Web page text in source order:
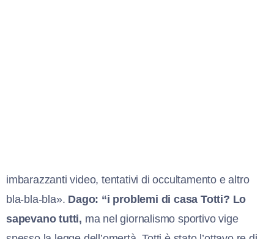
imbarazzanti video, tentativi di occultamento e altro
bla-bla-bla». Dago: “i problemi di casa Totti? Lo
sapevano tutti, ma nel giornalismo sportivo vige